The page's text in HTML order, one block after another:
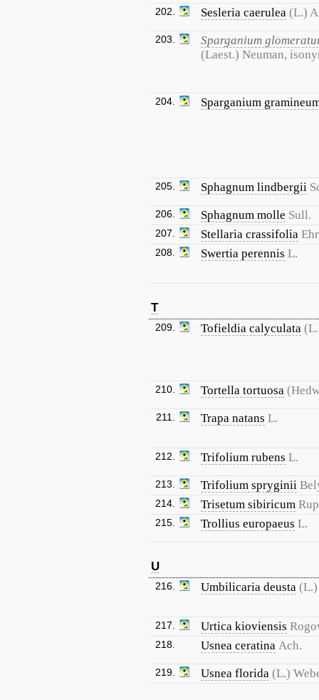
202. Sesleria caerulea (L.)
203.
Sparganium
(Laest.) Neuman,
204. Sparganium
205. Sphagnum lindbergii
206. Sphagnum molle Sull.
207. Stellaria crassifolia
208. Swertia perennis L.
T
209. Tofieldia calyculata
210. Tortella tortuosa
211. Trapa natans L.
212. Trifolium rubens L.
213. Trifolium spryginii
214. Trisetum sibiricum
215. Trollius europaeus L.
U
216. Umbilicaria deusta (L.)
217. Urtica kioviensis
218. Usnea ceratina Ach.
219. Usnea florida (L.)